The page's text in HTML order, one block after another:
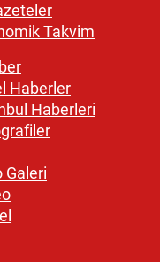
Takvim
Haberler
Haberleri
Galeri